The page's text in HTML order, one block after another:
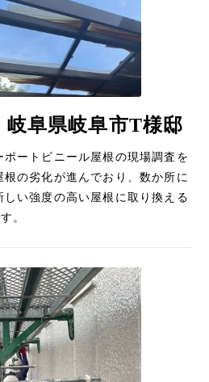
岐阜県岐阜市T様邸
ートビニール屋根の現場調査を
の劣化が進んでおり、数か所に
い強度の高い屋根に取り換える
。